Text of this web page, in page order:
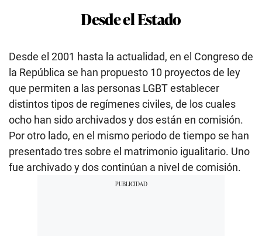
Desde el Estado
Desde el 2001 hasta la actualidad, en el Congreso de
la República se han propuesto 10 proyectos de ley
que permiten a las personas LGBT establecer
distintos tipos de regímenes civiles, de los cuales
ocho han sido archivados y dos están en comisión.
Por otro lado, en el mismo periodo de tiempo se han
presentado tres sobre el matrimonio igualitario. Uno
fue archivado y dos continúan a nivel de comisión.